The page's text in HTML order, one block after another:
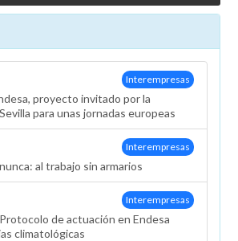
Interempresas
proyecto invitado por la
para unas jornadas europeas
Interempresas
al trabajo sin armarios
Interempresas
de actuación en Endesa
climatológicas